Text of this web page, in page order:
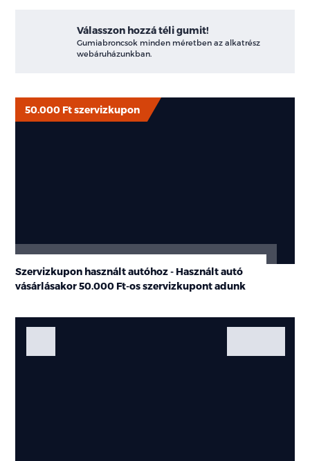
Válasszon hozzá téli gumit!
Gumiabroncsok minden méretben az alkatrész
webáruházunkban.
Szervizkupon használt autóhoz - Használt autó
vásárlásakor50.000 Ft-osszervizkupont adunk
50.000 Ft szervizkupon
Galéria
Fotók